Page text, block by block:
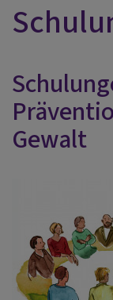
Gewalt